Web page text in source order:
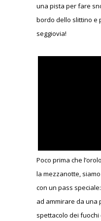
una pista per fare
bordo dello slittino e
seggiovia!
Poco prima che
la mezzanotte,
con un pass
ad ammirare da una
spettacolo dei fuochi